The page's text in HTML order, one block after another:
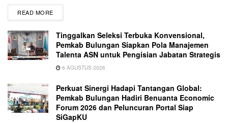
READ MORE
Tinggalkan Seleksi Terbuka Konvensional,
Pemkab Bulungan Siapkan Pola Manajemen
Talenta ASN untuk Pengisian Jabatan Strategis
6 AGUSTUS 2026
Perkuat Sinergi Hadapi Tantangan Global:
Pemkab Bulungan Hadiri Benuanta Economic
Forum 2026 dan Peluncuran Portal Siap
SiGapKU